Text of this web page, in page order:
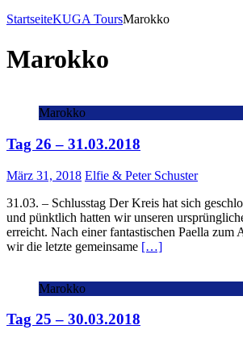
StartseiteKUGA ToursMarokko
Marokko
Marokko
Tag 26 – 31.03.2018
März 31, 2018 Elfie & Peter Schuster
31.03. – Schlusstag Der Kreis hat sich
und pünktlich hatten wir unseren
erreicht. Nach einer fantastischen Paella zum
wir die letzte gemeinsame […]
Marokko
Tag 25 – 30.03.2018